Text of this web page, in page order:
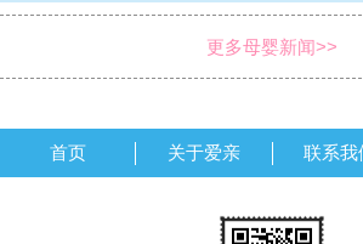
更多母婴新闻>>
首页 关于爱亲 联系我